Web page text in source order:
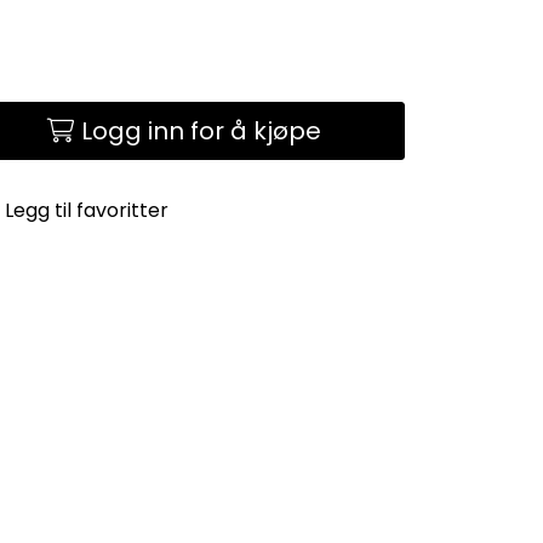
Logg inn for å kjøpe
Legg til favoritter